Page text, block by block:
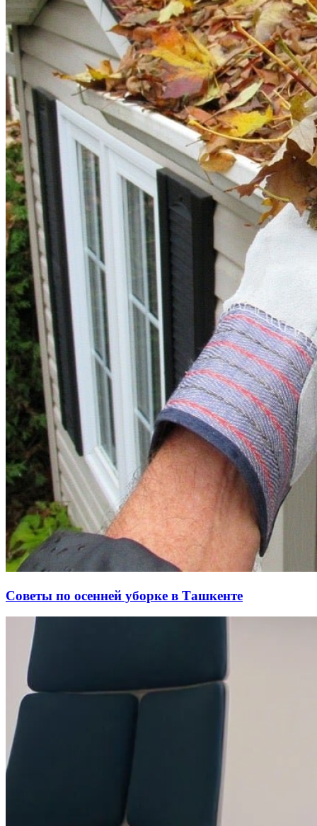
Советы по осенней уборке в Ташкенте